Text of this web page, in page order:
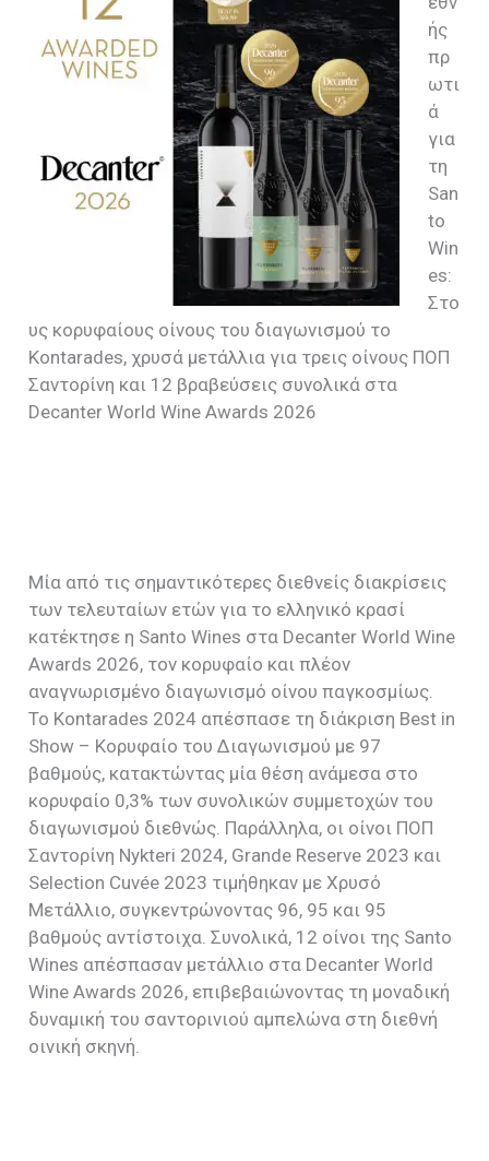
ής
πρ
ωτι
ά
για
τη
San
to
Win
es:
Στο
υς κορυφαίους οίνους του διαγωνισμού το
Kontarades, χρυσά μετάλλια για τρεις οίνους ΠΟΠ
Σαντορίνη και 12 βραβεύσεις συνολικά στα
Decanter World Wine Awards 2026
Μία από τις σημαντικότερες διεθνείς διακρίσεις
των τελευταίων ετών για το ελληνικό κρασί
κατέκτησε η Santo Wines στα Decanter World Wine
Awards 2026, τον κορυφαίο και πλέον
αναγνωρισμένο διαγωνισμό οίνου παγκοσμίως.
Το Kontarades 2024 απέσπασε τη διάκριση Best in
Show – Κορυφαίο του Διαγωνισμού με 97
βαθμούς, κατακτώντας μία θέση ανάμεσα στο
κορυφαίο 0,3% των συνολικών συμμετοχών του
διαγωνισμού διεθνώς. Παράλληλα, οι οίνοι ΠΟΠ
Σαντορίνη Nykteri 2024, Grande Reserve 2023 και
Selection Cuvée 2023 τιμήθηκαν με Χρυσό
Μετάλλιο, συγκεντρώνοντας 96, 95 και 95
βαθμούς αντίστοιχα. Συνολικά, 12 οίνοι της Santo
Wines απέσπασαν μετάλλιο στα Decanter World
Wine Awards 2026, επιβεβαιώνοντας τη μοναδική
δυναμική του σαντορινιού αμπελώνα στη διεθνή
οινική σκηνή.